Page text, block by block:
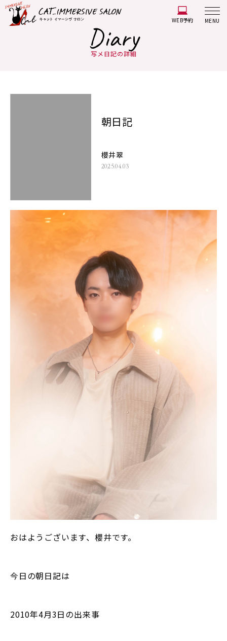
WEB予約 MENU
Diary
写メ日記の詳細
朝日記
櫻井翠
2025.04.03
おはようございます、櫻井です。
今日の朝日記は
2010年4月3日の出来事